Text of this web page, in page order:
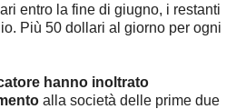
entro la fine di giugno, i restanti
Più 50 dollari al giorno per ogni
hanno inoltrato
alla società delle prime due